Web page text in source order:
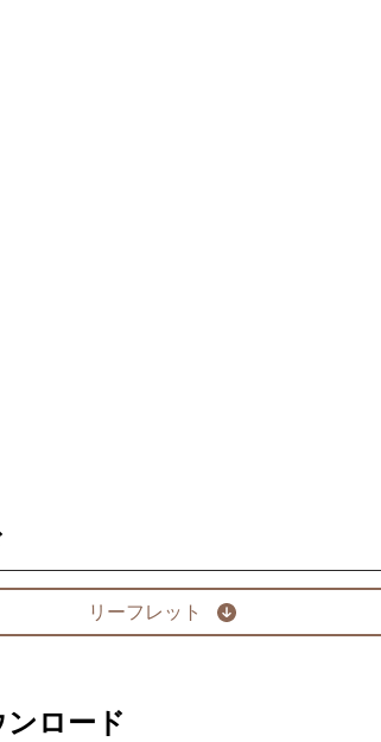
リーフレット
ロード